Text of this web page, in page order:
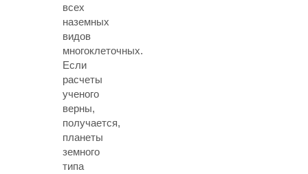
всех
наземных
видов
многоклеточных.
Если
расчеты
ученого
верны,
получается,
планеты
земного
типа